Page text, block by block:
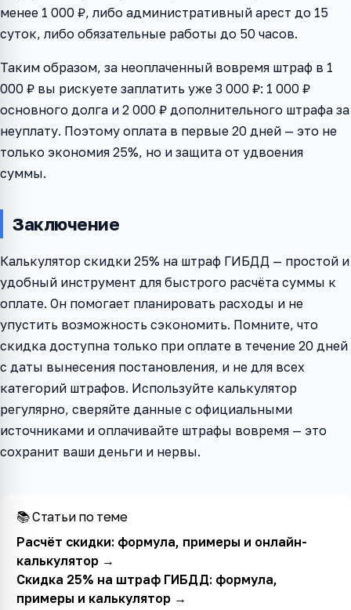
менее 1 000 ₽, либо административный арест до 15
суток, либо обязательные работы до 50 часов.
Таким образом, за неоплаченный вовремя штраф в 1
000 ₽ вы рискуете заплатить уже 3 000 ₽: 1 000 ₽
основного долга и 2 000 ₽ дополнительного штрафа за
неуплату. Поэтому оплата в первые 20 дней — это не
только экономия 25%, но и защита от удвоения
суммы.
Заключение
Калькулятор скидки 25% на штраф ГИБДД — простой и
удобный инструмент для быстрого расчёта суммы к
оплате. Он помогает планировать расходы и не
упустить возможность сэкономить. Помните, что
скидка доступна только при оплате в течение 20 дней
с даты вынесения постановления, и не для всех
категорий штрафов. Используйте калькулятор
регулярно, сверяйте данные с официальными
источниками и оплачивайте штрафы вовремя — это
сохранит ваши деньги и нервы.
📚 Статьи по теме
Расчёт скидки: формула, примеры и онлайн-
калькулятор→
Скидка 25% на штраф ГИБДД: формула,
примеры и калькулятор→